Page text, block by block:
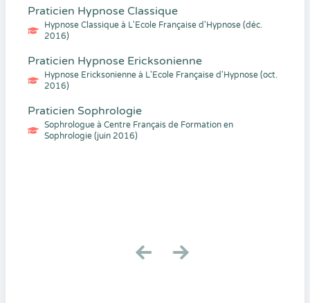
Praticien Hypnose Classique
Hypnose Classique à L'Ecole Française d'Hypnose (déc.
2016)
Praticien Hypnose Ericksonienne
Hypnose Ericksonienne à L'Ecole Française d'Hypnose (oct.
2016)
Praticien Sophrologie
Sophrologue à Centre Français de Formation en
Sophrologie (juin 2016)